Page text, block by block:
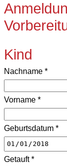
Kind
Nachname *
Vorname *
Geburtsdatum *
Getauft*